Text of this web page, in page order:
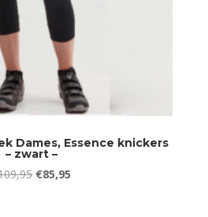
Dames, Essence knickers
– zwart –
Oorspronkelijke
€85,95